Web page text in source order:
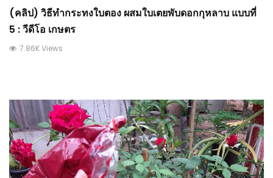
(คลิป) วิธีทำกระทงใบตอง ผสมใบเตยพับดอกกุหลาบ แบบที่
5 : วีดีโอ เกษตร
7.86K Views